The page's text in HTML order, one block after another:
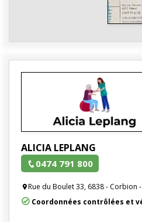
ALICIA LEPLANG
0474 791 800
Rue du Boulet 33, 6838 - Corbion
Coordonnées contrôlées et